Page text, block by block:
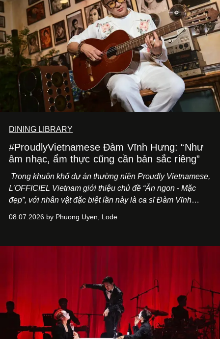
DINING LIBRARY
#ProudlyVietnamese Đàm Vĩnh Hưng: “Như
âm nhạc, ẩm thực cũng cần bản sắc riêng”
Trong khuôn khổ dự án thường niên Proudly Vietnamese,
L’OFFICIEL Vietnam giới thiệu chủ đề “Ăn ngon - Mặc
đẹp”, với nhân vật đặc biệt lần này là ca sĩ Đàm Vĩnh
Cà Phê Cà Pháo mang dấu ấn Indochine hoài niệm, thu
08.07.2026 by Phuong Uyen, Lode